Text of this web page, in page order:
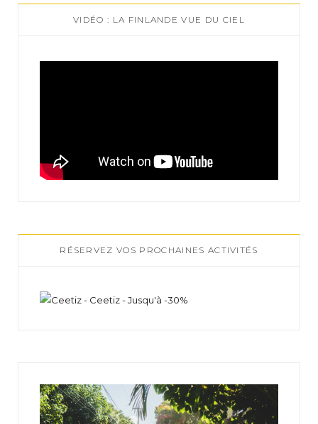
VIDÉO : LA FINLANDE VUE DU CIEL
RÉSERVEZ VOS PROCHAINES ACTIVITÉS